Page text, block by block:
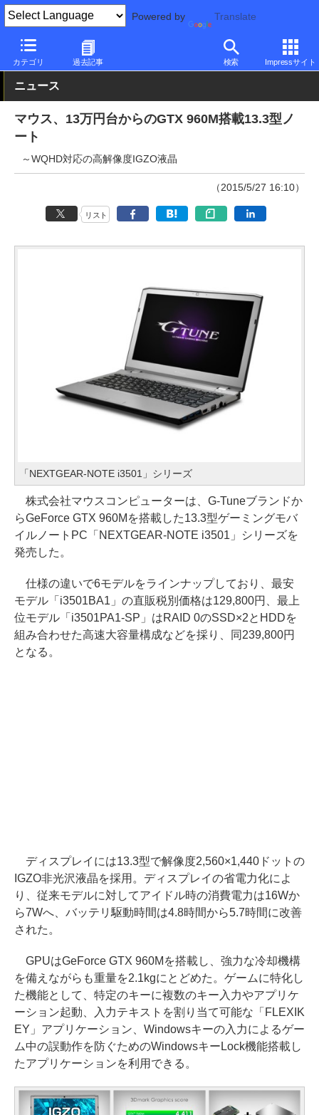
Powered by Translate
カテゴリ 過去記事 検索 Impressサイト
PC Watch パソコン/タブレット/スマートフォン ノートパソコン
ニュース
マウス、13万円台からのGTX 960M搭載13.3型ノ
ート
～WQHD対応の高解像度IGZO液晶
（2015/5/27 16:10）
リスト
「NEXTGEAR-NOTE i3501」シリーズ
株式会社マウスコンピューターは、G-Tuneブランドか
らGeForce GTX 960Mを搭載した13.3型ゲーミングモバ
イルノートPC「NEXTGEAR-NOTE i3501」シリーズを
発売した。
仕様の違いで6モデルをラインナップしており、最安
モデル「i3501BA1」の直販税別価格は129,800円、最上
位モデル「i3501PA1-SP」はRAID 0のSSD×2とHDDを
組み合わせた高速大容量構成などを採り、同239,800円
となる。
ディスプレイには13.3型で解像度2,560×1,440ドットの
IGZO非光沢液晶を採用。ディスプレイの省電力化によ
り、従来モデルに対してアイドル時の消費電力は16Wか
ら7Wへ、バッテリ駆動時間は4.8時間から5.7時間に改善
された。
GPUはGeForce GTX 960Mを搭載し、強力な冷却機構
を備えながらも重量を2.1kgにとどめた。ゲームに特化し
た機能として、特定のキーに複数のキー入力やアプリケ
ーション起動、入力テキストを割り当て可能な「FLEXIK
EY」アプリケーション、Windowsキーの入力によるゲー
ム中の誤動作を防ぐためのWindowsキーLock機能搭載し
たアプリケーションを利用できる。